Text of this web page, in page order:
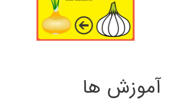
آموزش ها